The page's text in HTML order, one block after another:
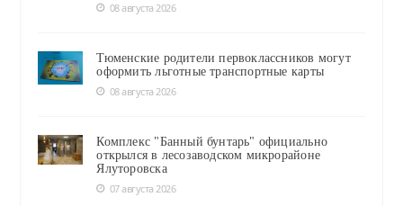
08 августа 2026
Тюменские родители первоклассников могут
оформить льготные транспортные карты
08 августа 2026
Комплекс "Банный бунтарь" официально
открылся в лесозаводском микрорайоне
Ялуторовска
07 августа 2026